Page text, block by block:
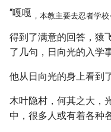
“嘎嘎 ，本教主要去忍者学校
得到了满意的回答，猿
了几句，日向光的入学
他从日向光的身上看到
木叶隐村，何其之大，
中，很多人或有着各种